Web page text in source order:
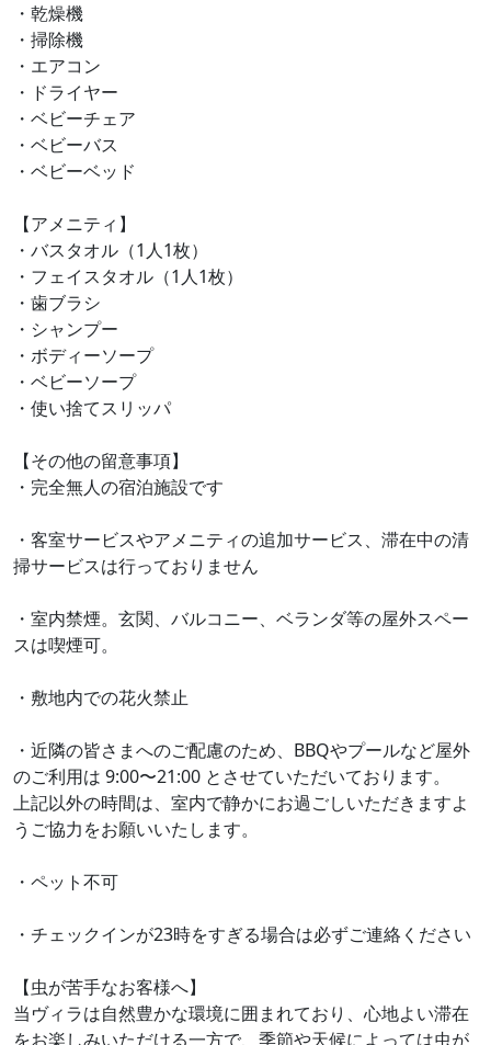
・乾燥機
・掃除機
・エアコン
・ドライヤー
・ベビーチェア
・ベビーバス
・ベビーベッド
【アメニティ】
・バスタオル（1人1枚）
・フェイスタオル（1人1枚）
・歯ブラシ
・シャンプー
・ボディーソープ
・ベビーソープ
・使い捨てスリッパ
【その他の留意事項】
・完全無人の宿泊施設です
・客室サービスやアメニティの追加サービス、滞在中の清
掃サービスは行っておりません
・室内禁煙。玄関、バルコニー、ベランダ等の屋外スペー
スは喫煙可。
・敷地内での花火禁止
・近隣の皆さまへのご配慮のため、BBQやプールなど屋外
のご利用は 9:00〜21:00 とさせていただいております。
上記以外の時間は、室内で静かにお過ごしいただきますよ
うご協力をお願いいたします。
・ペット不可
・チェックインが23時をすぎる場合は必ずご連絡ください
【虫が苦手なお客様へ】
当ヴィラは自然豊かな環境に囲まれており、心地よい滞在
をお楽しみいただける一方で、季節や天候によっては虫が